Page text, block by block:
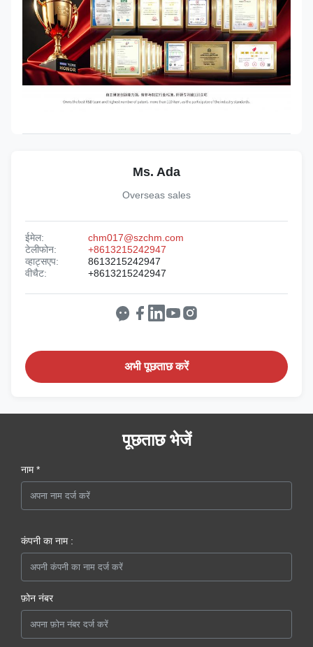
Ms. Ada
Overseas sales
ईमेल:
chm017@szchm.com
टेलीफोन:
+8613215242947
व्हाट्सएप:
8613215242947
वीचैट:
+8613215242947
अभी पूछताछ करें
पूछताछ भेजें
नाम *
कंपनी का नाम :
फ़ोन नंबर